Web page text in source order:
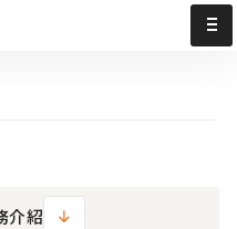
股份有限公司
介紹